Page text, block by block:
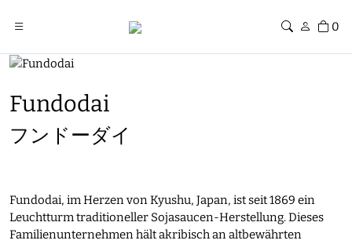
0
Fundodai
フンドーダイ
Fundodai, im Herzen von Kyushu, Japan, ist seit 1869 ein
Leuchtturm traditioneller Sojasaucen-Herstellung. Dieses
Familienunternehmen hält akribisch an altbewährten